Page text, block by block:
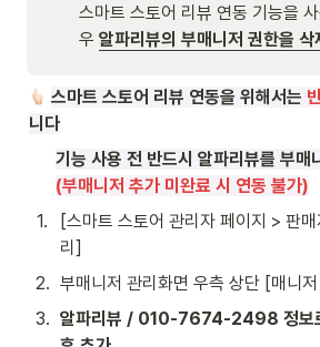
스마트 스토어 리뷰 연동 기능을
우 알파리뷰의 부매니저 권한을
스마트 스토어 리뷰 연동을 위해서는
니다
기능 사용 전 반드시 알파리뷰를 부매
(부매니저 추가 미완료 시 연동 불가)
1.
[스마트 스토어 관리자 페이지 > 판
리]
2. 부매니저 관리화면 우측 상단 [매니
3. 알파리뷰 / 010-7674-2498 정보